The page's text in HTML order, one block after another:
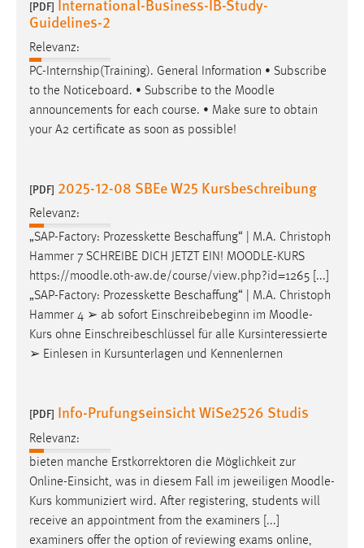
[PDF] International-Business-IB-Study-
Guidelines-2
Relevanz:
PC-Internship(Training). General Information • Subscribe
to the Noticeboard. • Subscribe to the Moodle
announcements for each course. • Make sure to obtain
your A2 certificate as soon as possible!
[PDF] 2025-12-08 SBEe W25 Kursbeschreibung
Relevanz:
„SAP-Factory: Prozesskette Beschaffung“ | M.A. Christoph
Hammer 7 SCHREIBE DICH JETZT EIN! MOODLE-KURS
https://moodle.oth-aw.de/course/view.php?id=1265 [...]
„SAP-Factory: Prozesskette Beschaffung“ | M.A. Christoph
Hammer 4 ➢ ab sofort Einschreibebeginn im Moodle-
Kurs ohne Einschreibeschlüssel für alle Kursinteressierte
➢ Einlesen in Kursunterlagen und Kennenlernen
[PDF] Info-Prufungseinsicht WiSe2526 Studis
Relevanz:
bieten manche Erstkorrektoren die Möglichkeit zur
Online-Einsicht, was in diesem Fall im jeweiligen Moodle-
Kurs kommuniziert wird. After registering, students will
receive an appointment from the examiners [...]
examiners offer the option of reviewing exams online,
Cookie Laufzeit:
24 Stunden
STATISTIK
Statistik Cookies erfassen Informationen anonym.
Matomo
Name:
_pk_ref, _pk_cvar, _pk_id, _pk_ses
Zweck:
Zugriffsstatistik
Cookie Laufzeit:
Max. 13 Monate
MARKETING
Marketing Cookies werden von Drittanbietern
verwendet, um personalisierte Werbung anzuzeigen.
Sie tun dies, indem sie Besucher über Websites
hinweg verfolgen.
Google Ads